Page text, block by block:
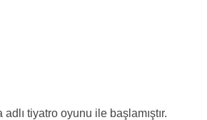
tiyatro oyunu ile başlamıştır.